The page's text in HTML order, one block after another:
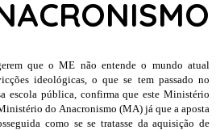
que o ME não entende o mundo atual
ideológicas, o que se tem passado no
escola pública, confirma que este Ministério
do Anacronismo (MA) já que a aposta
como se se tratasse da aquisição de